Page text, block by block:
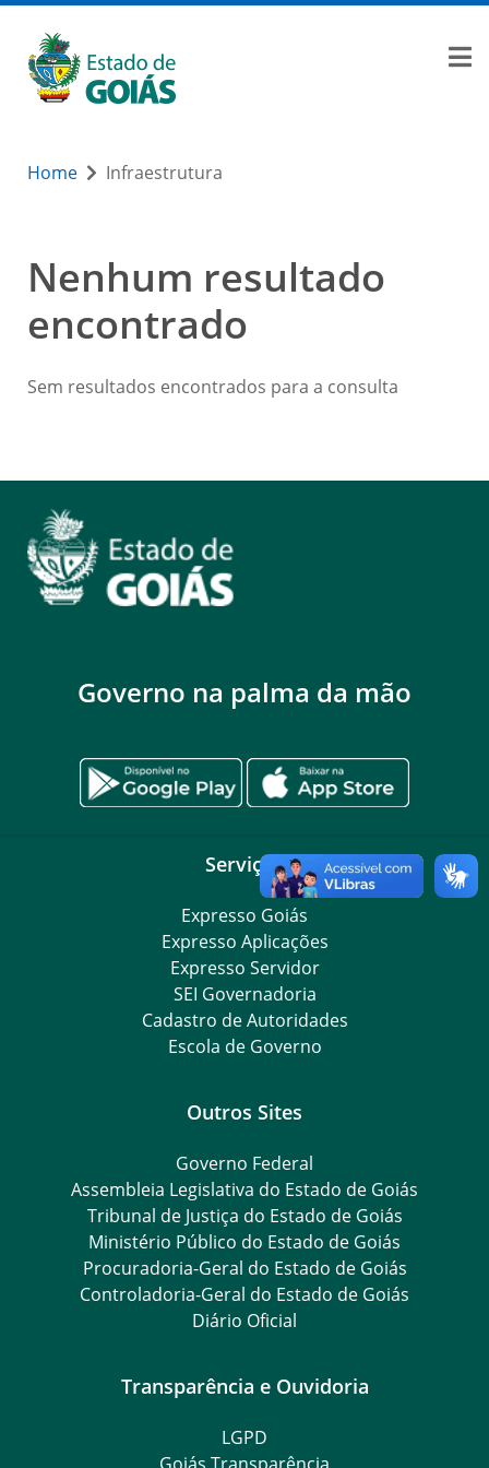
Home Infraestrutura
Nenhum resultado
encontrado
Sem resultados encontrados para a consulta
Governo na palma da mão
Serviços
Expresso Goiás
Expresso Aplicações
Expresso Servidor
SEI Governadoria
Cadastro de Autoridades
Escola de Governo
Outros Sites
Governo Federal
Assembleia Legislativa do Estado de Goiás
Tribunal de Justiça do Estado de Goiás
Ministério Público do Estado de Goiás
Procuradoria-Geral do Estado de Goiás
Controladoria-Geral do Estado de Goiás
Diário Oficial
Transparência e Ouvidoria
LGPD